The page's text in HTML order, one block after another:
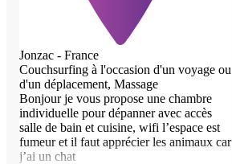
Jonzac - France
Couchsurfing à l'occasion d'un voyage ou
d'un déplacement, Massage
Bonjour je vous propose une chambre
individuelle pour dépanner avec accès
salle de bain et cuisine, wifi l’espace est
fumeur et il faut apprécier les animaux car
j’ai un chat